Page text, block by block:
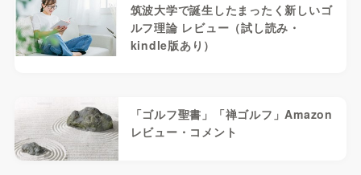
筑波大学で誕生したまったく新しいゴ
ルフ理論 レビュー（試し読み・
kindle版あり）
「ゴルフ聖書」「禅ゴルフ」Amazon
レビュー・コメント